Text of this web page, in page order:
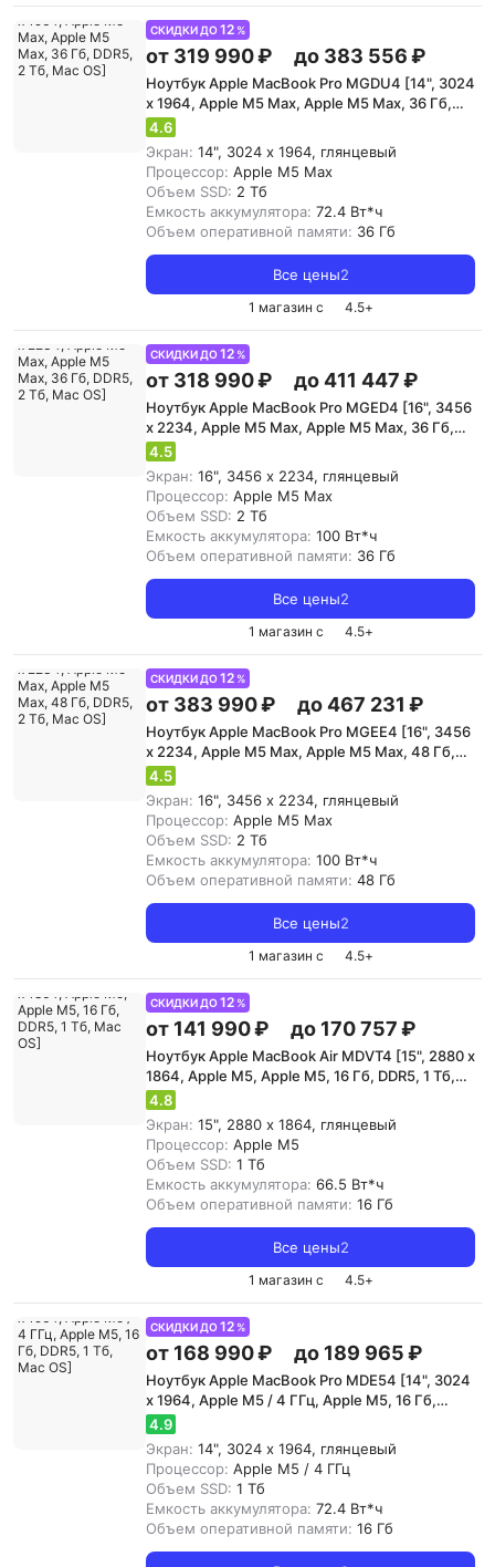
СКИДКИ ДО12 %
от 319 990 ₽ до 383 556 ₽
Ноутбук Apple MacBook Pro MGDU4 [14", 3024
x 1964, Apple M5 Max, Apple M5 Max, 36 Гб,
DDR5, 2 Тб, Mac OS]
4.6
Экран: 14", 3024 x 1964, глянцевый
Процессор: Apple M5 Max
Объем SSD: 2 Тб
Емкость аккумулятора: 72.4 Вт*ч
Объем оперативной памяти: 36 Гб
Все цены2
1 магазин с 4.5+
СКИДКИ ДО12 %
от 318 990 ₽ до 411 447 ₽
Ноутбук Apple MacBook Pro MGED4 [16", 3456
x 2234, Apple M5 Max, Apple M5 Max, 36 Гб,
DDR5, 2 Тб, Mac OS]
4.5
Экран: 16", 3456 x 2234, глянцевый
Процессор: Apple M5 Max
Объем SSD: 2 Тб
Емкость аккумулятора: 100 Вт*ч
Объем оперативной памяти: 36 Гб
Все цены2
1 магазин с 4.5+
СКИДКИ ДО12 %
от 383 990 ₽ до 467 231 ₽
Ноутбук Apple MacBook Pro MGEE4 [16", 3456
x 2234, Apple M5 Max, Apple M5 Max, 48 Гб,
DDR5, 2 Тб, Mac OS]
4.5
Экран: 16", 3456 x 2234, глянцевый
Процессор: Apple M5 Max
Объем SSD: 2 Тб
Емкость аккумулятора: 100 Вт*ч
Объем оперативной памяти: 48 Гб
Все цены2
1 магазин с 4.5+
СКИДКИ ДО12 %
от 141 990 ₽ до 170 757 ₽
Ноутбук Apple MacBook Air MDVT4 [15", 2880 x
1864, Apple M5, Apple M5, 16 Гб, DDR5, 1 Тб,
Mac OS]
4.8
Экран: 15", 2880 x 1864, глянцевый
Процессор: Apple M5
Объем SSD: 1 Тб
Емкость аккумулятора: 66.5 Вт*ч
Объем оперативной памяти: 16 Гб
Все цены2
1 магазин с 4.5+
СКИДКИ ДО12 %
от 168 990 ₽ до 189 965 ₽
Ноутбук Apple MacBook Pro MDE54 [14", 3024
x 1964, Apple M5 / 4 ГГц, Apple M5, 16 Гб,
DDR5, 1 Тб, Mac OS]
4.9
Экран: 14", 3024 x 1964, глянцевый
Процессор: Apple M5 / 4 ГГц
Объем SSD: 1 Тб
Емкость аккумулятора: 72.4 Вт*ч
Объем оперативной памяти: 16 Гб